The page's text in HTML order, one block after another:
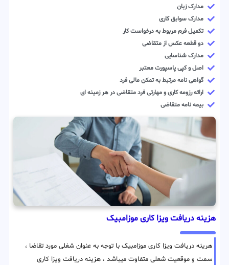
مدارک زبان
مدارک سوابق کاری
تکمیل فرم مربوط به درخواست کار
دو قطعه عکس از متقاضی
مدارک شناسایی
اصل و کپی پاسپورت معتبر
گواهی نامه مرتبط به تمکن مالی فرد
ارائه رزومه کاری و مهارتی فرد متقاضی در هر زمینه ای
بیمه نامه متقاضی
هزینه دریافت ویزا کاری موزامبیک
هرینه دریافت ویزا کاری موزامبیک با توجه به عنوان شغلی مورد تقاضا ،
سمت و موقعیت شعلی متفاوت میباشد ، هزینه دریافت ویزا کاری